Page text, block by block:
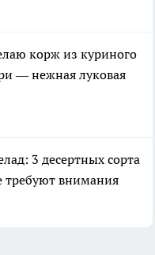
корж из куриного
— нежная луковая
3 десертных сорта
требуют внимания